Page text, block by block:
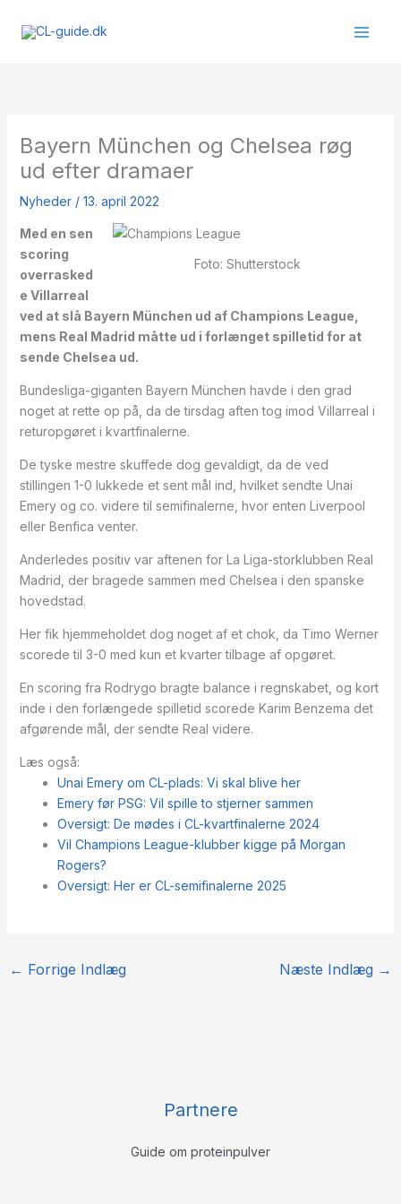
Bayern München og Chelsea røg
ud efter dramaer
Nyheder/ 13. april 2022
Foto: Shutterstock
Med en sen
scoring
overrasked
e Villarreal
ved at slå Bayern München ud af Champions League,
mens Real Madrid måtte ud i forlænget spilletid for at
sende Chelsea ud.
Bundesliga-giganten Bayern München havde i den grad
noget at rette op på, da de tirsdag aften tog imod Villarreal i
returopgøret i kvartfinalerne.
De tyske mestre skuffede dog gevaldigt, da de ved
stillingen 1-0 lukkede et sent mål ind, hvilket sendte Unai
Emery og co. videre til semifinalerne, hvor enten Liverpool
eller Benfica venter.
Anderledes positiv var aftenen for La Liga-storklubben Real
Madrid, der bragede sammen med Chelsea i den spanske
hovedstad.
Her fik hjemmeholdet dog noget af et chok, da Timo Werner
scorede til 3-0 med kun et kvarter tilbage af opgøret.
En scoring fra Rodrygo bragte balance i regnskabet, og kort
inde i den forlængede spilletid scorede Karim Benzema det
afgørende mål, der sendte Real videre.
Læs også:
Unai Emery om CL-plads: Vi skal blive her
Emery før PSG: Vil spille to stjerner sammen
Oversigt: De mødes i CL-kvartfinalerne 2024
Vil Champions League-klubber kigge på Morgan
Rogers?
Oversigt: Her er CL-semifinalerne 2025
← Forrige Indlæg Næste Indlæg →
Partnere
Guide om proteinpulver